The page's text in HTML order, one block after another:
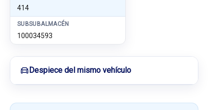
414
SUBSUBALMACÉN
100034593
Despiece del mismo vehículo